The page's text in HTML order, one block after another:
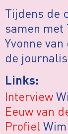
Tijdens de
samen met
Yvonne
de
Links:
Interview
Eeuw van
Profiel